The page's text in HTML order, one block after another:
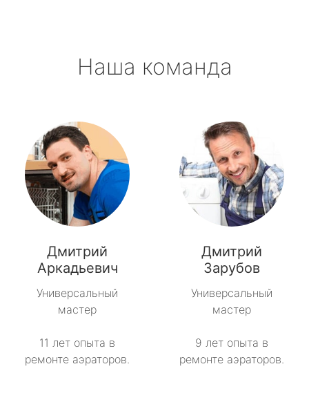
Наша команда
Дмитрий
Аркадьевич
Универсальный
мастер
11 лет опыта в
ремонте аэраторов.
Дмитрий
Зарубов
Универсальный
мастер
9 лет опыта в
ремонте аэраторов.